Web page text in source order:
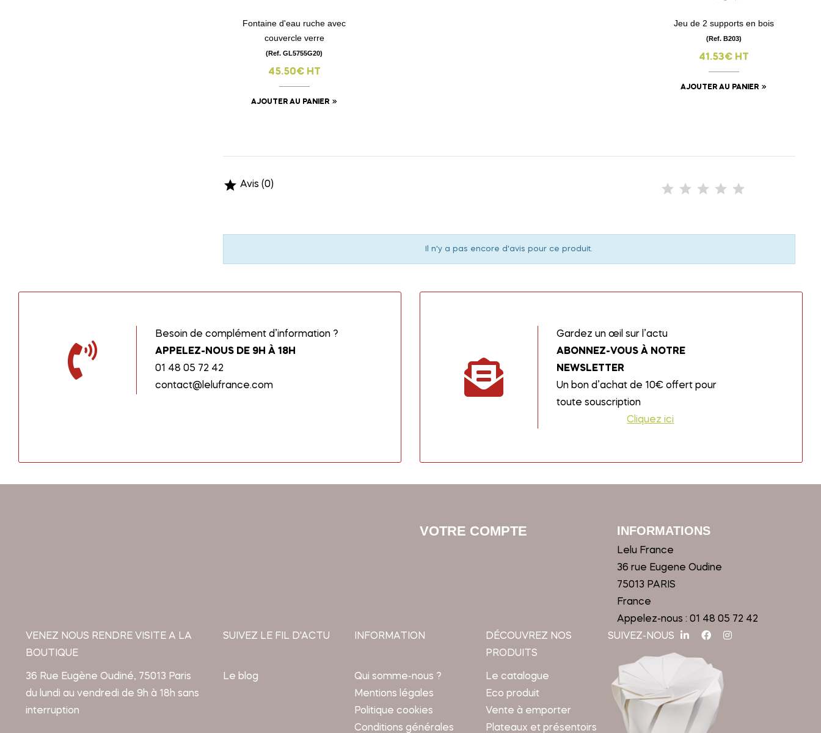
visibility
Fontaine d'eau ruche avec
couvercle verre
(Ref. GL5755G20)
45.50€ HT
AJOUTER AU PANIER
visibility
Jeu de 2 supports en bois
(Ref. B203)
41.53€ HT
AJOUTER AU PANIER
 Avis (0)
Il n'y a pas encore d'avis pour ce produit.
Besoin de complément d’information ?
APPELEZ-NOUS DE 9H À 18H
01 48 05 72 42
contact@lelufrance.com
Gardez un œil sur l’actu
ABONNEZ-VOUS À NOTRE
NEWSLETTER
Un bon d’achat de 10€ offert pour
toute souscription
Cliquez ici
VOTRE COMPTE INFORMATIONS
Lelu France
36 rue Eugene Oudine
75013 PARIS
France
Appelez-nous : 01 48 05 72 42
VENEZ NOUS RENDRE VISITE A LA
BOUTIQUE
36 Rue Eugène Oudiné, 75013 Paris
du lundi au vendredi de 9h à 18h sans
interruption
SUIVEZ LE FIL D'ACTU
Le blog
INFORMATION
Qui somme-nous ?
Mentions légales
Politique cookies
Conditions générales
DÉCOUVREZ NOS
PRODUITS
Le catalogue
Eco produit
Vente à emporter
Plateaux et présentoirs
SUIVEZ-NOUS